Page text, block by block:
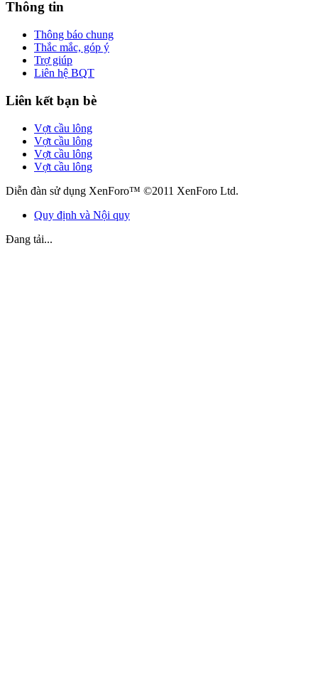
Thông tin
Thông báo chung
Thắc mắc, góp ý
Trợ giúp
Liên hệ BQT
Liên kết bạn bè
Vợt cầu lông
Vợt cầu lông
Vợt cầu lông
Vợt cầu lông
Diễn đàn sử dụng XenForo™ ©2011 XenForo Ltd.
Quy định và Nội quy
Đang tải...